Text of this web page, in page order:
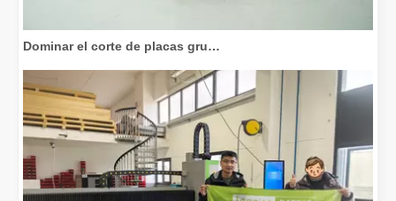
Dominar el corte de placas gruesas: cómo las máquinas de corte por láser de fibra revolucionan la fabricación